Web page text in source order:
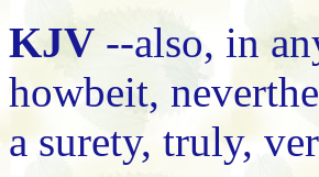
KJV --also, in
howbeit,
a surety, truly,